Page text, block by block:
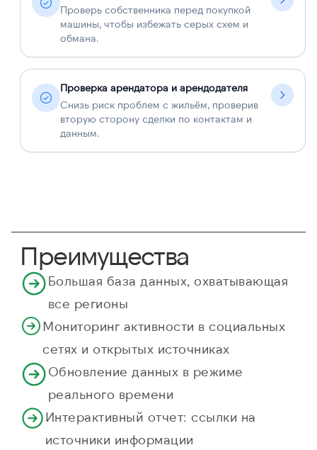
Проверь собственника перед покупкой
машины, чтобы избежать серых схем и
обмана.
Проверка арендатора и арендодателя
Снизь риск проблем с жильём, проверив
вторую сторону сделки по контактам и
данным.
Преимущества
Большая база данных, охватывающая
все регионы
Мониторинг активности в социальных
сетях и открытых источниках
Обновление данных в режиме
реального времени
Интерактивный отчет: ссылки на
источники информации